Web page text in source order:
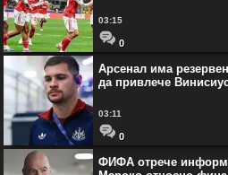
03:15
0
Арсенал има
да привлече
03:11
0
ФИФА отрече